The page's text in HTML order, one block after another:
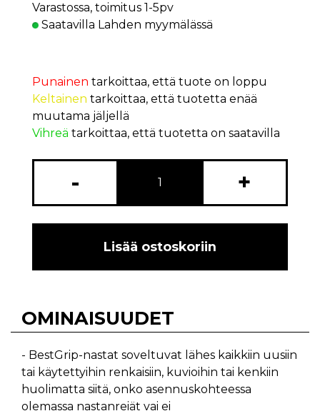
Varastossa, toimitus 1-5pv
Saatavilla Lahden myymälässä
Punainen tarkoittaa, että tuote on loppu
Keltainen tarkoittaa, että tuotetta enää
muutama jäljellä
Vihreä tarkoittaa, että tuotetta on saatavilla
- +
Lisää ostoskoriin
OMINAISUUDET
- BestGrip-nastat soveltuvat lähes kaikkiin uusiin
tai käytettyihin renkaisiin, kuvioihin tai kenkiin
huolimatta siitä, onko asennuskohteessa
olemassa nastanreiät vai ei